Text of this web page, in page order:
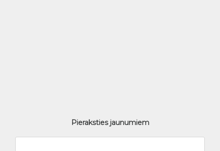
Pieraksties jaunumiem